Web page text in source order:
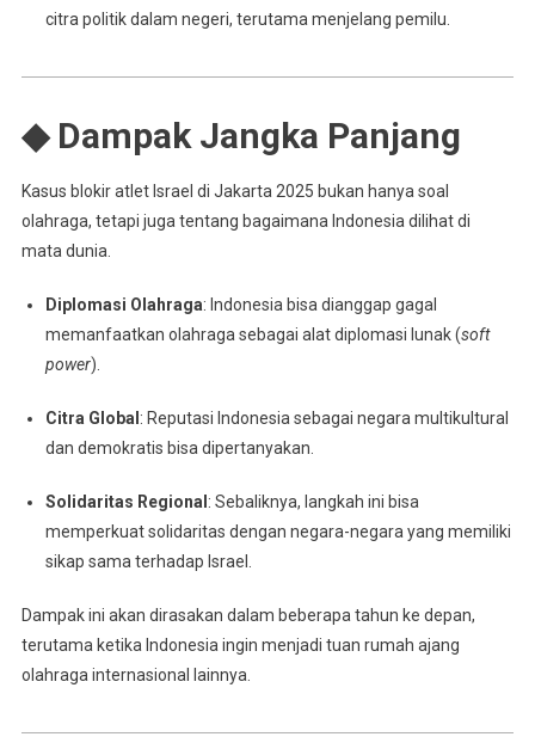
citra politik dalam negeri, terutama menjelang pemilu.
◆ Dampak Jangka Panjang
Kasus blokir atlet Israel di Jakarta 2025 bukan hanya soal
olahraga, tetapi juga tentang bagaimana Indonesia dilihat di
mata dunia.
Diplomasi Olahraga: Indonesia bisa dianggap gagal
memanfaatkan olahraga sebagai alat diplomasi lunak (soft
power).
Citra Global : Reputasi Indonesia sebagai negara multikultural
dan demokratis bisa dipertanyakan.
Solidaritas Regional : Sebaliknya, langkah ini bisa
memperkuat solidaritas dengan negara-negara yang memiliki
sikap sama terhadap Israel.
Dampak ini akan dirasakan dalam beberapa tahun ke depan,
terutama ketika Indonesia ingin menjadi tuan rumah ajang
olahraga internasional lainnya.